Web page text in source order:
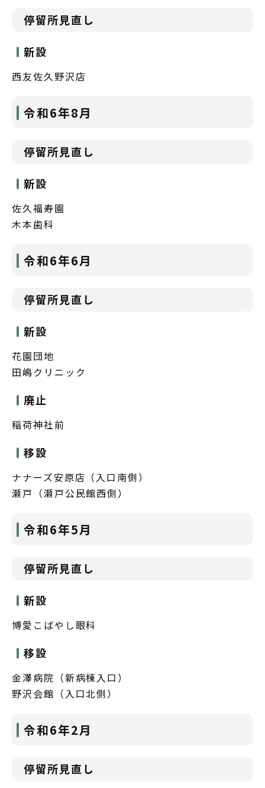
停留所見直し
新設
西友佐久野沢店
令和6年8月
停留所見直し
新設
佐久福寿園
木本歯科
令和6年6月
停留所見直し
新設
花園団地
田嶋クリニック
廃止
稲荷神社前
移設
ナナーズ安原店（入口南側）
瀬戸（瀬戸公民館西側）
令和6年5月
停留所見直し
新設
博愛こばやし眼科
移設
金澤病院（新病棟入口）
野沢会館（入口北側）
令和6年2月
停留所見直し